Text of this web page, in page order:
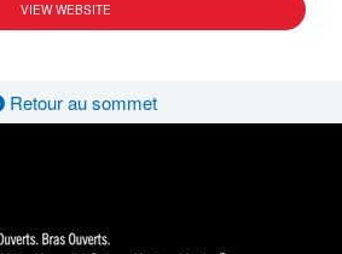
VIEW WEBSITE
Retour au sommet